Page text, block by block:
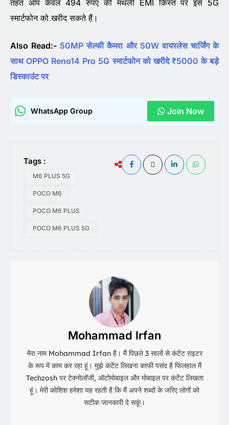
तहत आप केवल 494 रुपए की मंथली EMI किस्त पर इस 5G
स्मार्टफोन को खरीद सकते हैं।
Also Read:- 50MP सेल्फी कैमरा और 50W वायरलेस चार्जिंग के
साथ OPPO Reno14 Pro 5G स्मार्टफोन को खरीदे ₹5000 के बड़े
डिस्काउंट पर
WhatsApp Group Join Now
Tags :
M6 PLUS 5G
POCO M6
POCO M6 PLUS
POCO M6 PLUS 5G
Mohammad Irfan
मेरा नाम Mohammad Irfan है। मैं पिछले 3 सालों से कंटेंट राइटर
के रूप में काम कर रहा हूं। मुझे कंटेंट लिखना काफी पसंद है फिलहाल मैं
Techzosh पर टेक्नोलॉजी, ऑटोमोबाइल और मोबाइल पर कंटेंट लिखता
हूं। मेरी कोशिश हमेशा यह रहती है कि मैं अपने शब्दों के जरिए लोगों को
सटीक जानकारी दे सकूं।